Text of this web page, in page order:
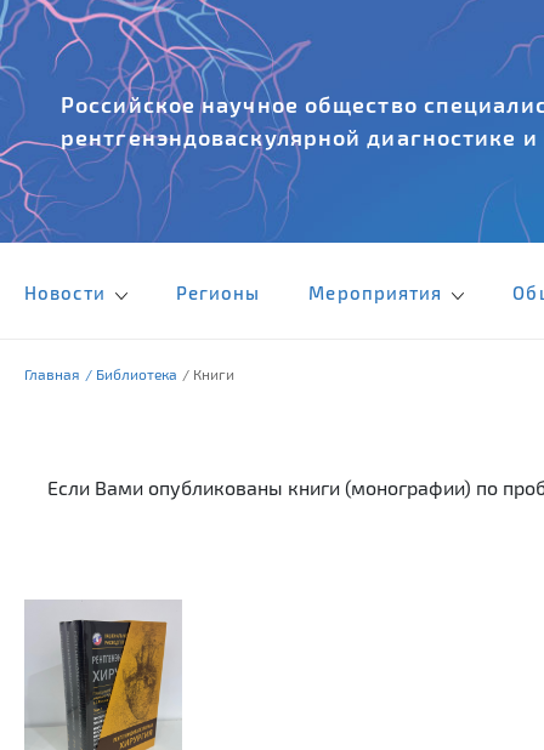
Российское научное общество
рентгенэндоваскулярной диагностике
Новости Регионы Мероприятия
Главная / Библиотека / Книги
Если Вами опубликованы книги (монографии) по